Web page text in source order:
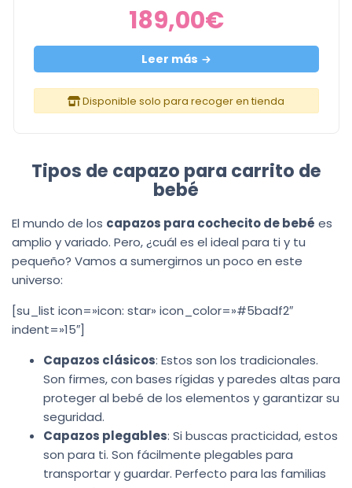
189,00€
Leer más
Disponible solo para recoger en tienda
Tipos de capazo para carrito de
bebé
El mundo de los capazos para cochecito de bebé es
amplio y variado. Pero, ¿cuál es el ideal para ti y tu
pequeño? Vamos a sumergirnos un poco en este
universo:
[su_list icon=»icon: star» icon_color=»#5badf2″
indent=»15″]
Capazos clásicos: Estos son los tradicionales.
Son firmes, con bases rígidas y paredes altas para
proteger al bebé de los elementos y garantizar su
seguridad.
Capazos plegables: Si buscas practicidad, estos
son para ti. Son fácilmente plegables para
transportar y guardar. Perfecto para las familias